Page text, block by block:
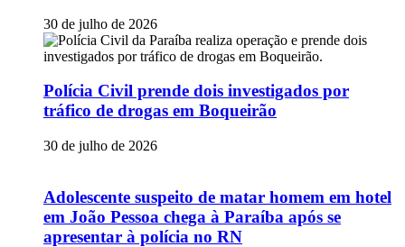
30 de julho de 2026
Polícia Civil prende dois investigados por
tráfico de drogas em Boqueirão
30 de julho de 2026
Adolescente suspeito de matar homem em hotel
em João Pessoa chega à Paraíba após se
apresentar à polícia no RN